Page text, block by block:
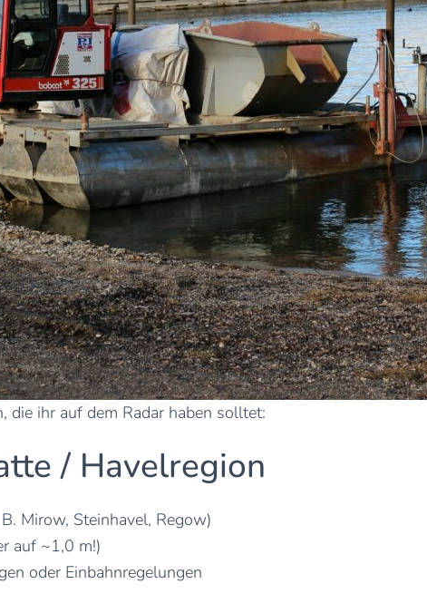
die ihr auf dem Radar haben solltet:
/ Havelregion
Mirow, Steinhavel, Regow)
auf ~1,0 m!)
oder Einbahnregelungen